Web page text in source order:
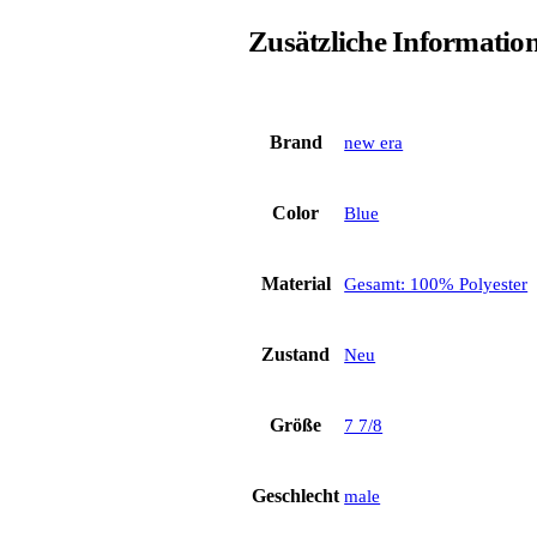
Zusätzliche
Brand new era
Color Blue
Material Gesamt: 100% Polyester
Zustand Neu
Größe 7 7/8
Geschlecht male